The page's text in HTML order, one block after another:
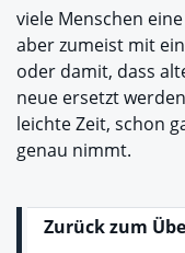
viele Menschen
aber zumeist mit
oder damit, dass
neue ersetzt
leichte Zeit, schon
genau nimmt.
Zurück zum